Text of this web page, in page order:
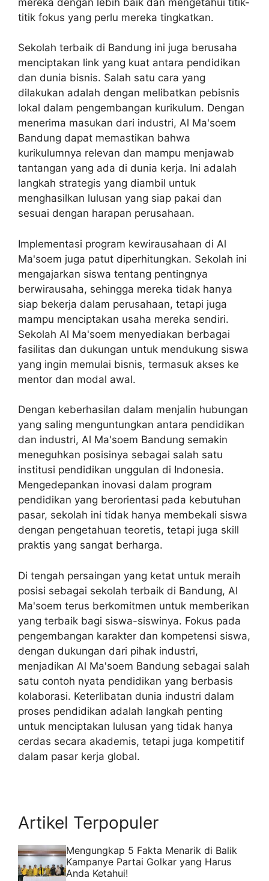
titik fokus yang perlu mereka tingkatkan.
Sekolah terbaik di Bandung ini juga berusaha
menciptakan link yang kuat antara pendidikan
dan dunia bisnis. Salah satu cara yang
dilakukan adalah dengan melibatkan pebisnis
lokal dalam pengembangan kurikulum. Dengan
menerima masukan dari industri, Al Ma'soem
Bandung dapat memastikan bahwa
kurikulumnya relevan dan mampu menjawab
tantangan yang ada di dunia kerja. Ini adalah
langkah strategis yang diambil untuk
menghasilkan lulusan yang siap pakai dan
sesuai dengan harapan perusahaan.
Implementasi program kewirausahaan di Al
Ma'soem juga patut diperhitungkan. Sekolah ini
mengajarkan siswa tentang pentingnya
berwirausaha, sehingga mereka tidak hanya
siap bekerja dalam perusahaan, tetapi juga
mampu menciptakan usaha mereka sendiri.
Sekolah Al Ma'soem menyediakan berbagai
fasilitas dan dukungan untuk mendukung siswa
yang ingin memulai bisnis, termasuk akses ke
mentor dan modal awal.
Dengan keberhasilan dalam menjalin hubungan
yang saling menguntungkan antara pendidikan
dan industri, Al Ma'soem Bandung semakin
meneguhkan posisinya sebagai salah satu
institusi pendidikan unggulan di Indonesia.
Mengedepankan inovasi dalam program
pendidikan yang berorientasi pada kebutuhan
pasar, sekolah ini tidak hanya membekali siswa
dengan pengetahuan teoretis, tetapi juga skill
praktis yang sangat berharga.
Di tengah persaingan yang ketat untuk meraih
posisi sebagai sekolah terbaik di Bandung, Al
Ma'soem terus berkomitmen untuk memberikan
yang terbaik bagi siswa-siswinya. Fokus pada
pengembangan karakter dan kompetensi siswa,
dengan dukungan dari pihak industri,
menjadikan Al Ma'soem Bandung sebagai salah
satu contoh nyata pendidikan yang berbasis
kolaborasi. Keterlibatan dunia industri dalam
proses pendidikan adalah langkah penting
untuk menciptakan lulusan yang tidak hanya
cerdas secara akademis, tetapi juga kompetitif
dalam pasar kerja global.
Artikel Terpopuler
Mengungkap 5 Fakta Menarik di Balik
Kampanye Partai Golkar yang Harus
Anda Ketahui!